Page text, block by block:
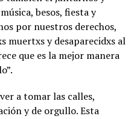
besos, fiesta y
por nuestros derechos,
muertxs y desaparecidxs al
que es la mejor manera
a tomar las calles,
y de orgullo. Esta